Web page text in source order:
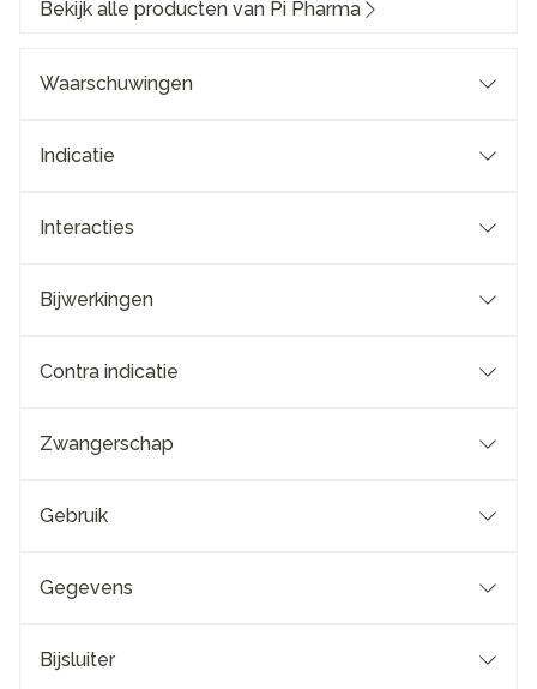
Bekijk alle producten van Pi Pharma
Waarschuwingen
Indicatie
Interacties
Bijwerkingen
Contra indicatie
Zwangerschap
Gebruik
Gegevens
Bijsluiter